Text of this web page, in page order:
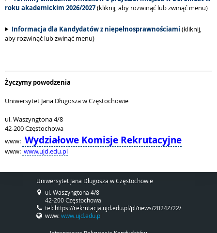
roku akademickim 2026/2027(kliknij, aby rozwinąć lub zwinąć menu)
Informacja dla Kandydatów z niepełnosprawnościami (kliknij,
aby rozwinąć lub zwinąć menu)
Życzymy powodzenia
Uniwersytet Jana Długosza w Częstochowie
ul. Waszyngtona 4/8
42-200 Częstochowa
www: Wydziałowe Komisje Rekrutacyjne
www: www.ujd.edu.pl
Uniwersytet Jana Długosza w Częstochowie
ul. Waszyngtona 4/8
42-200 Częstochowa
tel: https://rekrutacja.ujd.edu.pl/pl/news/2024Z/22/
www:www.ujd.edu.pl